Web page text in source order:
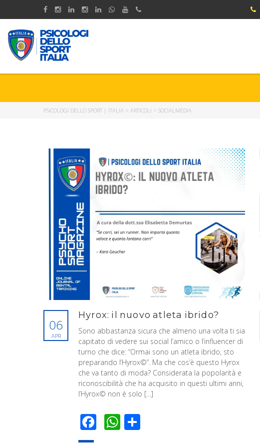
PSICOLOGI DELLO SPORT | ITALIA > ARTICOLI > SOCIALMEDIA
06
APR
Hyrox: il nuovo atleta ibrido?
Sono abbastanza sicura che almeno una volta ti sia
capitato di vedere sui social l’amico o l’influencer di
turno che dice: “Ormai sono un atleta ibrido, sto
preparando l’Hyrox©”. Ma che cos’è questo Hyrox
che va tanto di moda? Considerata la popolarità e
riconoscibilità che ha acquisito in questi ultimi anni,
l’Hyrox© non è solo […]
Facebook
WhatsApp